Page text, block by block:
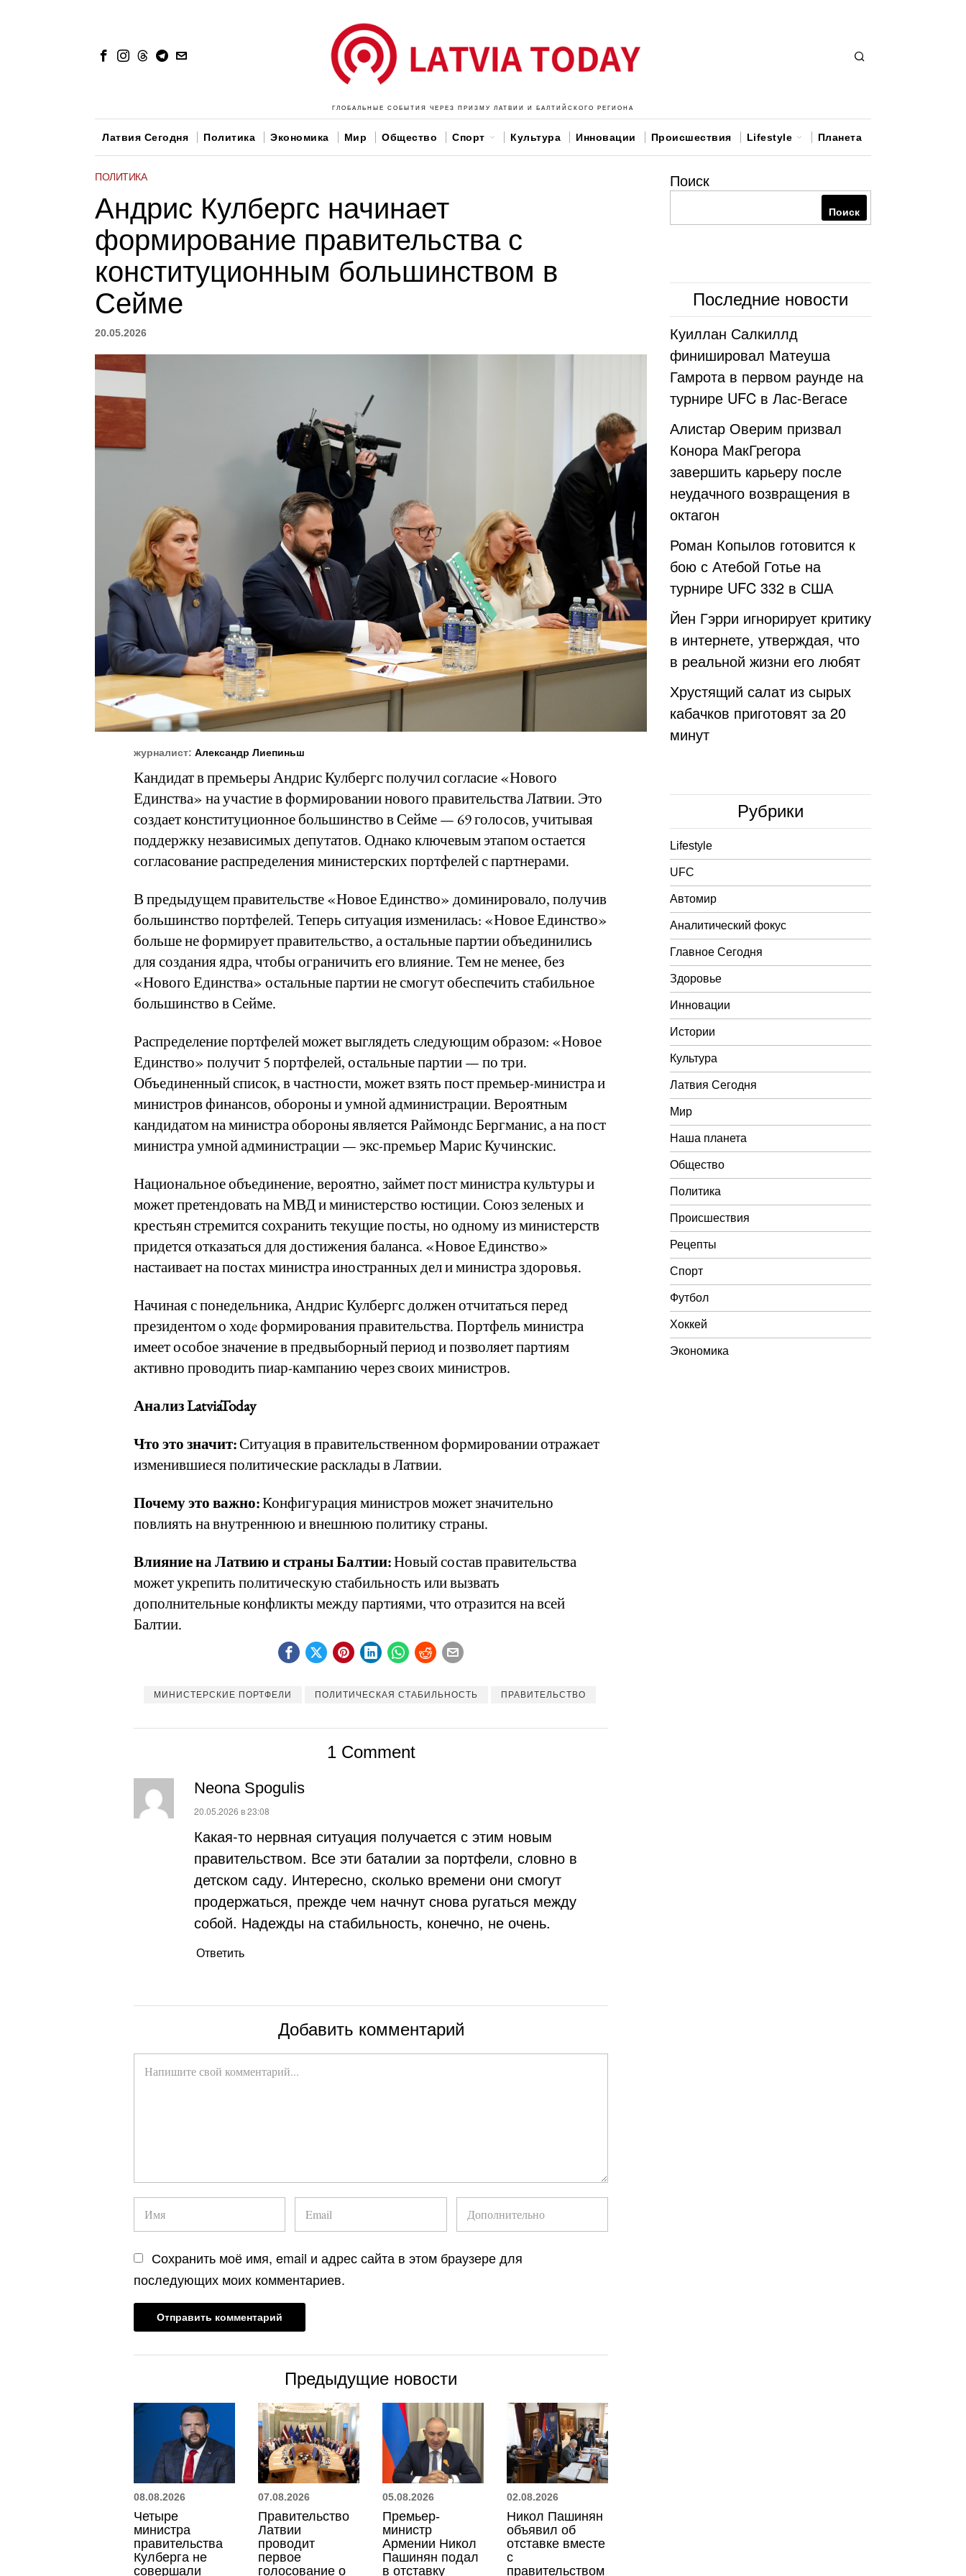
ГЛОБАЛЬНЫЕ СОБЫТИЯ ЧЕРЕЗ ПРИЗМУ ЛАТВИИ И БАЛТИЙСКОГО РЕГИОНА
Латвия Сегодня Политика Экономика Мир Общество Спорт Культура Инновации Происшествия Lifestyle Планета
ПОЛИТИКА
Андрис Кулбергс начинает
формирование правительства с
конституционным большинством в
Сейме
20.05.2026
журналист: Александр Лиепиньш
Кандидат в премьеры Андрис Кулбергс получил согласие «Нового
Единства» на участие в формировании нового правительства Латвии. Это
создает конституционное большинство в Сейме — 69 голосов, учитывая
поддержку независимых депутатов. Однако ключевым этапом остается
согласование распределения министерских портфелей с партнерами.
В предыдущем правительстве «Новое Единство» доминировало, получив
большинство портфелей. Теперь ситуация изменилась: «Новое Единство»
больше не формирует правительство, а остальные партии объединились
для создания ядра, чтобы ограничить его влияние. Тем не менее, без
«Нового Единства» остальные партии не смогут обеспечить стабильное
большинство в Сейме.
Распределение портфелей может выглядеть следующим образом: «Новое
Единство» получит 5 портфелей, остальные партии — по три.
Объединенный список, в частности, может взять пост премьер-министра и
министров финансов, обороны и умной администрации. Вероятным
кандидатом на министра обороны является Раймондс Бергманис, а на пост
министра умной администрации — экс-премьер Марис Кучинскис.
Национальное объединение, вероятно, займет пост министра культуры и
может претендовать на МВД и министерство юстиции. Союз зеленых и
крестьян стремится сохранить текущие посты, но одному из министерств
придется отказаться для достижения баланса. «Новое Единство»
настаивает на постах министра иностранных дел и министра здоровья.
Начиная с понедельника, Андрис Кулбергс должен отчитаться перед
президентом о ходe формирования правительства. Портфель министра
имеет особое значение в предвыборный период и позволяет партиям
активно проводить пиар-кампанию через своих министров.
Анализ LatviaToday
Что это значит:Ситуация в правительственном формировании отражает
изменившиеся политические расклады в Латвии.
Почему это важно:Конфигурация министров может значительно
повлиять на внутреннюю и внешнюю политику страны.
Влияние на Латвию и страны Балтии:Новый состав правительства
может укрепить политическую стабильность или вызвать
дополнительные конфликты между партиями, что отразится на всей
Балтии.
МИНИСТЕРСКИЕ ПОРТФЕЛИ ПОЛИТИЧЕСКАЯ СТАБИЛЬНОСТЬ ПРАВИТЕЛЬСТВО
1 Comment
Neona Spogulis
:
20.05.2026 в 23:08
Какая-то нервная ситуация получается с этим новым
правительством. Все эти баталии за портфели, словно в
детском саду. Интересно, сколько времени они смогут
продержаться, прежде чем начнут снова ругаться между
собой. Надежды на стабильность, конечно, не очень.
Ответить
Добавить комментарий
Сохранить моё имя, email и адрес сайта в этом браузере для
последующих моих комментариев.
Предыдущие новости
08.08.2026
Четыре
министра
правительства
Кулберга не
совершали
07.08.2026
Правительство
Латвии
проводит
первое
голосование о
05.08.2026
Премьер-
министр
Армении Никол
Пашинян подал
в отставку
02.08.2026
Никол Пашинян
объявил об
отставке вместе
с
правительством
Поиск
Поиск
Последние новости
Куиллан Салкиллд
финишировал Матеуша
Гамрота в первом раунде на
турнире UFC в Лас-Вегасе
Алистар Оверим призвал
Конора МакГрегора
завершить карьеру после
неудачного возвращения в
октагон
Роман Копылов готовится к
бою с Атебой Готье на
турнире UFC 332 в США
Йен Гэрри игнорирует критику
в интернете, утверждая, что
в реальной жизни его любят
Хрустящий салат из сырых
кабачков приготовят за 20
минут
Рубрики
Lifestyle
UFC
Автомир
Аналитический фокус
Главное Сегодня
Здоровье
Инновации
Истории
Культура
Латвия Сегодня
Мир
Наша планета
Общество
Политика
Происшествия
Рецепты
Спорт
Футбол
Хоккей
Экономика